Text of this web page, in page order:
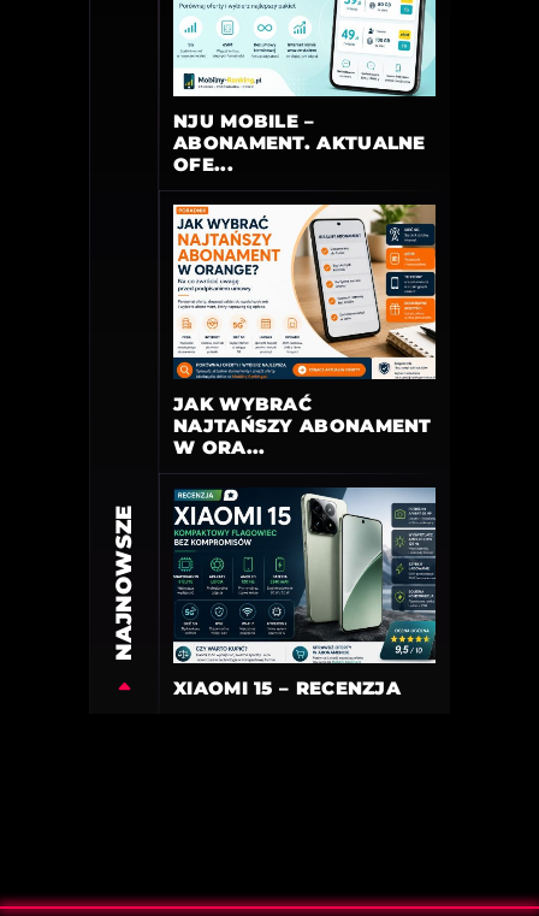
NAJNOWSZE
NJU MOBILE –
ABONAMENT. AKTUALNE
OFE...
JAK WYBRAĆ
NAJTAŃSZY ABONAMENT
W ORA...
XIAOMI 15 – RECENZJA